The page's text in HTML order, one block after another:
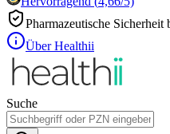
Pharmazeutische Sicherheit
Über Healthii
Suche